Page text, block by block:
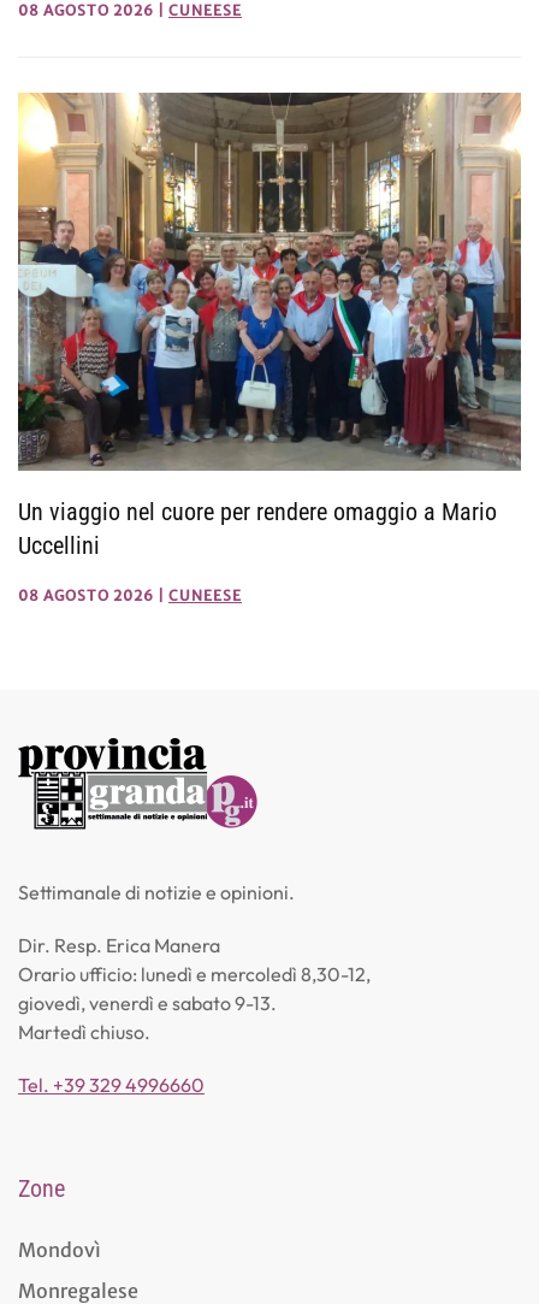
08 AGOSTO 2026 CUNEESE
Un viaggio nel cuore per rendere omaggio a Mario
Uccellini
08 AGOSTO 2026 CUNEESE
Settimanale di notizie e opinioni.
Dir. Resp. Erica Manera
Orario ufficio: lunedì e mercoledì 8,30-12,
giovedì, venerdì e sabato 9-13.
Martedì chiuso.
Tel. +39 329 4996660
Zone
Mondovì
Monregalese